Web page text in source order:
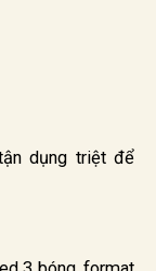
dụng triệt để